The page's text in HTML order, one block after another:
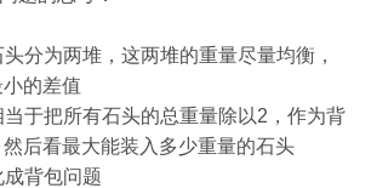
背包容量小于第tn件物品重量时，只能放入
= dp[tn-1][rw];
背包容量还大于第tn件物品重量时，进一步
分为两堆，这两堆的重量尽量均衡，
的差值
当于把所有石头的总重量除以2，作为背
后看最大能装入多少重量的石头